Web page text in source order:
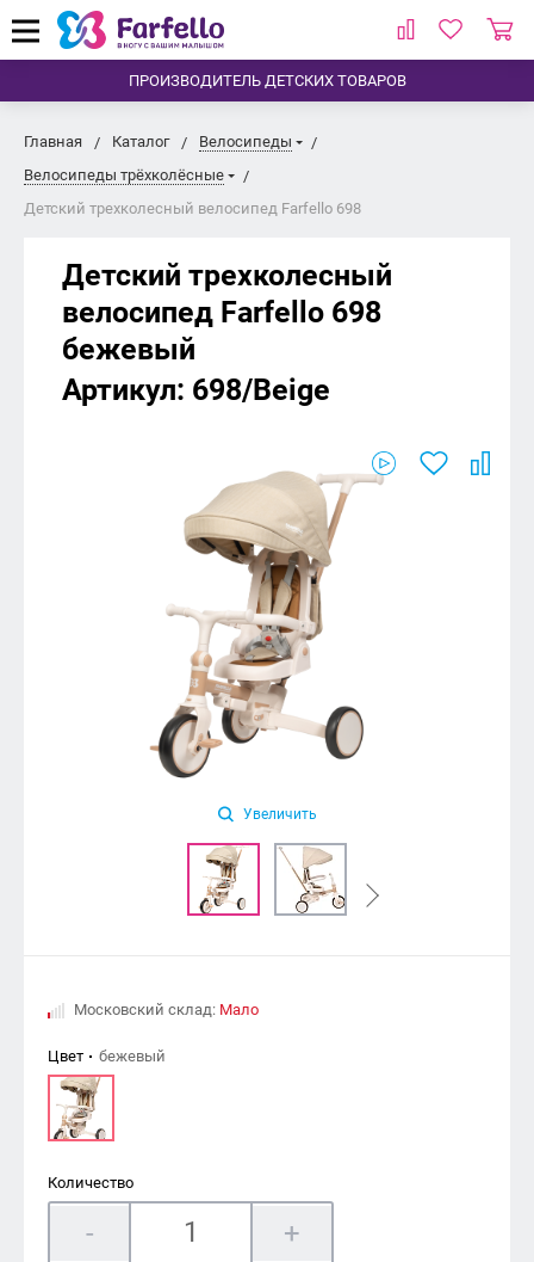
ПРОИЗВОДИТЕЛЬ ДЕТСКИХ ТОВАРОВ
Главная Каталог
Велосипеды
Велосипеды трёхколёсные
Детский трехколесный велосипед Farfello 698
Детский трехколесный
велосипед Farfello 698
бежевый
Артикул: 698/Beige
Увеличить
Московский склад: Мало
Цвет бежевый
Количество
- +